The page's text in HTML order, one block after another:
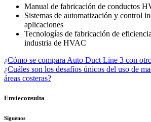
Manual de fabricación de conductos
Sistemas de automatización y control
aplicaciones
Tecnologías de fabricación de
industria de HVAC
¿Cómo se compara Auto Duct Line 3 con
¿Cuáles son los desafíos únicos del uso de
áreas costeras?
Envíeconsulta
Síguenos